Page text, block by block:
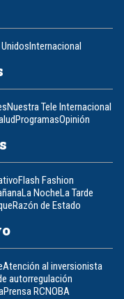
Internacional
Nuestra Tele Internacional
ProgramasOpinión
Flash Fashion
La NocheLa Tarde
Razón de Estado
Atención al inversionista
autorregulación
Prensa RCNOBA